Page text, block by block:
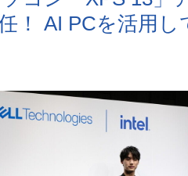
！ AI PCを活用し